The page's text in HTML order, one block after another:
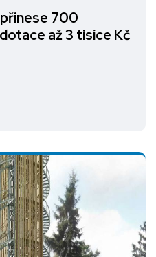
700
až 3 tisíce Kč